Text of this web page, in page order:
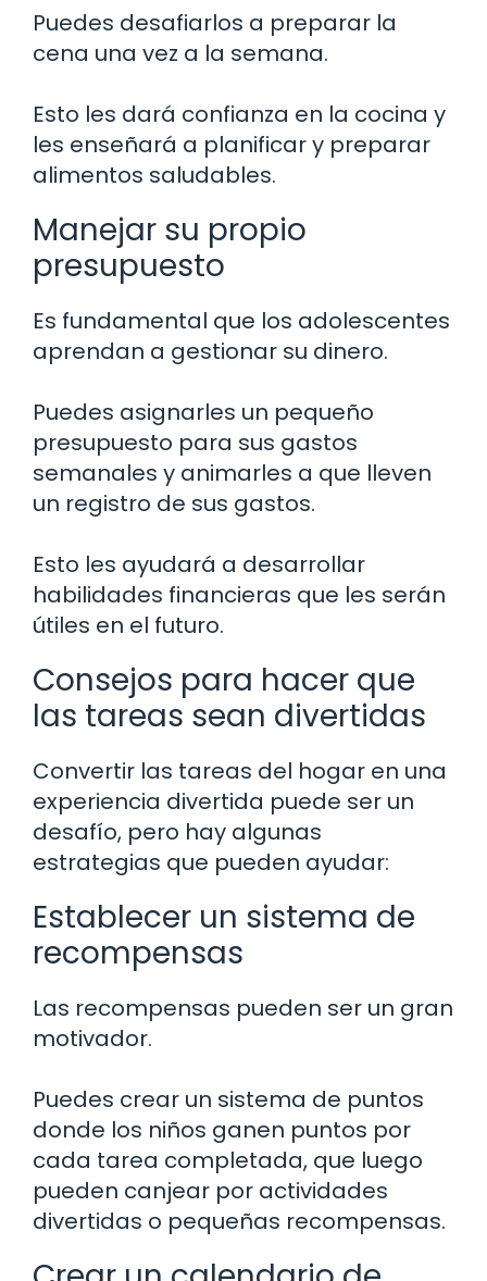
Puedes desafiarlos a preparar la
cena una vez a la semana.
Esto les dará confianza en la cocina y
les enseñará a planificar y preparar
alimentos saludables.
Manejar su propio
presupuesto
Es fundamental que los adolescentes
aprendan a gestionar su dinero.
Puedes asignarles un pequeño
presupuesto para sus gastos
semanales y animarles a que lleven
un registro de sus gastos.
Esto les ayudará a desarrollar
habilidades financieras que les serán
útiles en el futuro.
Consejos para hacer que
las tareas sean divertidas
Convertir las tareas del hogar en una
experiencia divertida puede ser un
desafío, pero hay algunas
estrategias que pueden ayudar:
Establecer un sistema de
recompensas
Las recompensas pueden ser un gran
motivador.
Puedes crear un sistema de puntos
donde los niños ganen puntos por
cada tarea completada, que luego
pueden canjear por actividades
divertidas o pequeñas recompensas.